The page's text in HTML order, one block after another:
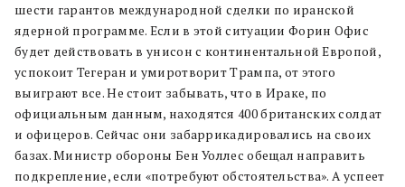
шести гарантов международной сделки по иранской
ядерной программе. Если в этой ситуации Форин Офис
будет действовать в унисон с континентальной Европой,
успокоит Тегеран и умиротворит Трампа, от этого
выиграют все. Не стоит забывать, что в Ираке, по
официальным данным, находятся 400 британских солдат
и офицеров. Сейчас они забаррикадировались на своих
базах. Министр обороны Бен Уоллес обещал направить
подкрепление, если «потребуют обстоятельства». А успеет